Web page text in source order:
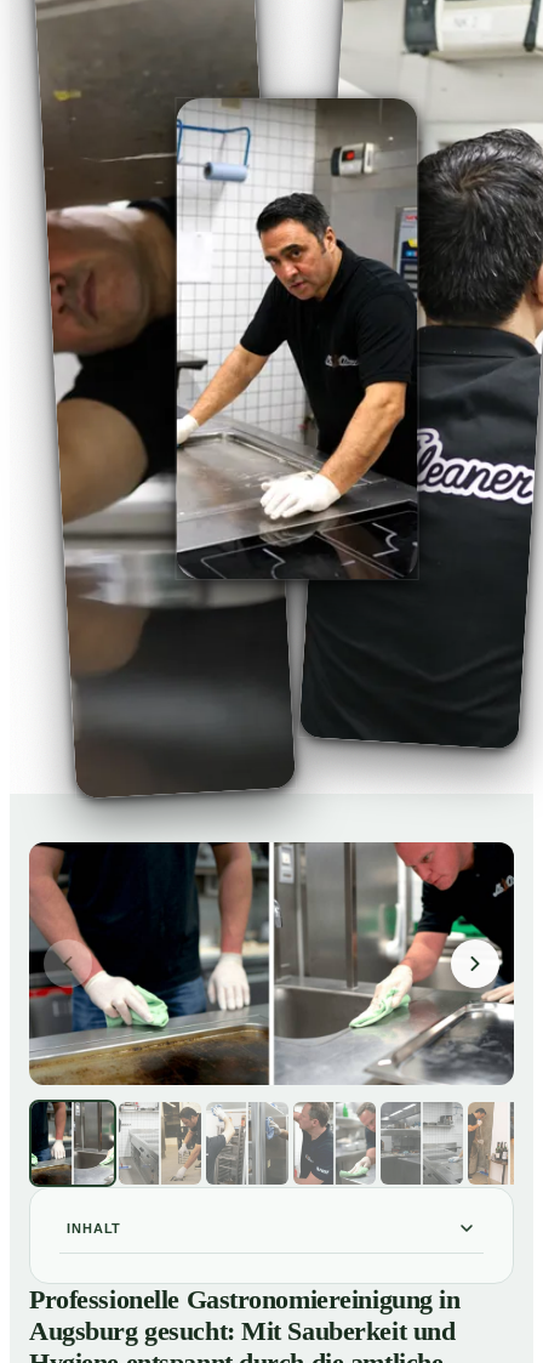
INHALT
01 Professionelle Gastronomiereinigung in Augsburg
gesucht: Mit Sauberkeit und Hygiene entspannt durch
die amtliche Kontrolle
Professionelle Gastronomiereinigung in
Augsburg gesucht: Mit Sauberkeit und